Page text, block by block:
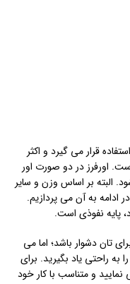
قرار می گیرد و اکثر
است. اورفرز در دو صورت اور
البته بر اساس وزن و سایر
ادامه به آن می پردازیم.
پایه نفوذی است.
تان دشوار باشد؛ اما می
به راحتی یاد بگیرید. برای
نمایید و متناسب با کار خود